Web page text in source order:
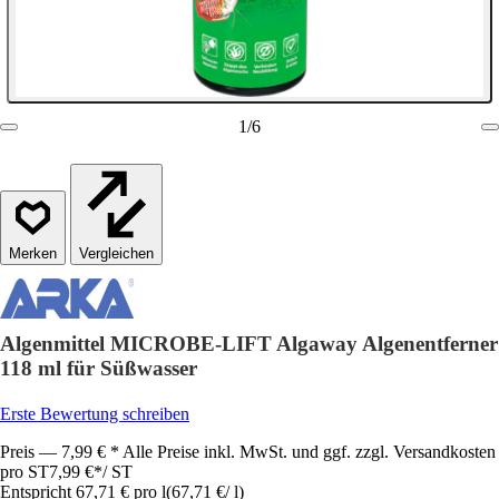
1/6
Vergleichen
Algenmittel MICROBE-LIFT Algaway Algenentferner
118 ml für Süßwasser
Erste Bewertung schreiben
Preis — 7,99 € * Alle Preise inkl. MwSt. und ggf. zzgl. Versandkosten
pro ST7,99 €*/ ST
Entspricht 67,71 € pro l(67,71 €/ l)